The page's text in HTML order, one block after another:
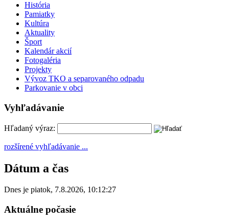
História
Pamiatky
Kultúra
Aktuality
Šport
Kalendár akcií
Fotogaléria
Projekty
Vývoz TKO a separovaného odpadu
Parkovanie v obci
Vyhľadávanie
Hľadaný výraz:
rozšírené vyhľadávanie ...
Dátum a čas
Dnes je piatok, 7.8.2026, 10:12:27
Aktuálne počasie